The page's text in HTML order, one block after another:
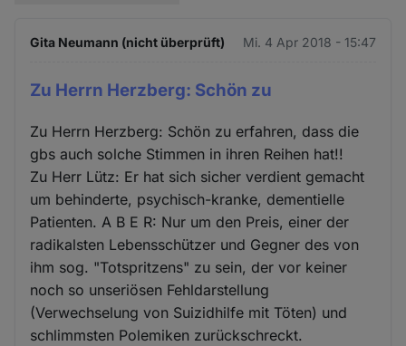
Gita Neumann (nicht überprüft) Mi. 4 Apr 2018 - 15:47
Zu Herrn Herzberg: Schön zu
Zu Herrn Herzberg: Schön zu erfahren, dass die
gbs auch solche Stimmen in ihren Reihen hat!!
Zu Herr Lütz: Er hat sich sicher verdient gemacht
um behinderte, psychisch-kranke, dementielle
Patienten. A B E R: Nur um den Preis, einer der
radikalsten Lebensschützer und Gegner des von
ihm sog. "Totspritzens" zu sein, der vor keiner
noch so unseriösen Fehldarstellung
(Verwechselung von Suizidhilfe mit Töten) und
schlimmsten Polemiken zurückschreckt.